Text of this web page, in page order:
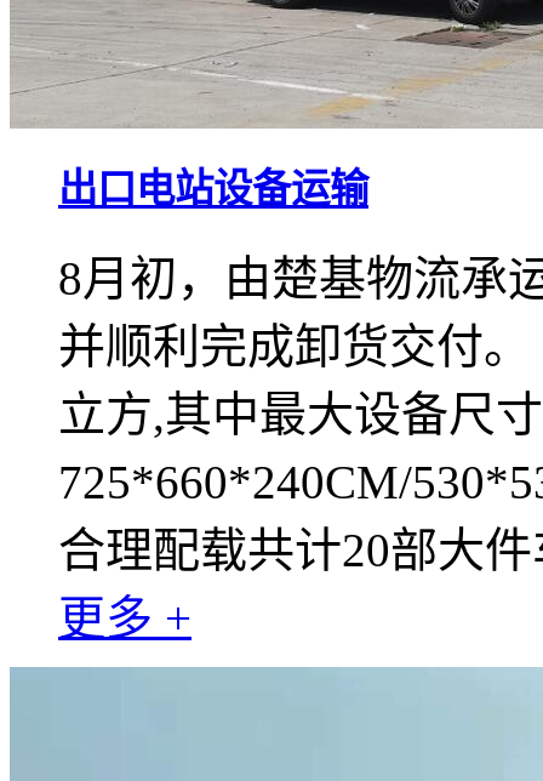
出口电站设备运输
8月初，由楚基物流承
并顺利完成卸货交付
立方,其中最大设备尺
725*660*240CM/
合理配载共计20部大
更多 +